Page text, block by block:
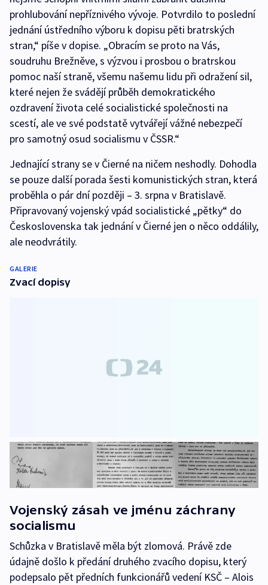
prohlubování nepříznivého vývoje. Potvrdilo to poslední
jednání ústředního výboru k dopisu pěti bratrských
stran,“ píše v dopise. „Obracím se proto na Vás,
soudruhu Brežněve, s výzvou i prosbou o bratrskou
pomoc naší straně, všemu našemu lidu při odražení sil,
které nejen že svádějí průběh demokratického
ozdravení života celé socialistické společnosti na
scestí, ale ve své podstatě vytvářejí vážné nebezpečí
pro samotný osud socialismu v ČSSR.“
Jednající strany se v Čierné na ničem neshodly. Dohodla
se pouze další porada šesti komunistických stran, která
proběhla o pár dní později – 3. srpna v Bratislavě.
Připravovaný vojenský vpád socialistické „pětky“ do
Československa tak jednání v Čierné jen o něco oddálily,
ale neodvrátily.
GALERIE
Zvací dopisy
Vojenský zásah ve jménu záchrany
socialismu
Schůzka v Bratislavě měla být zlomová. Právě zde
údajně došlo k předání druhého zvacího dopisu, který
podepsalo pět předních funkcionářů vedení KSČ – Alois